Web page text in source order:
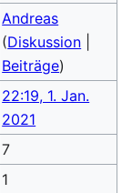
Andreas
(Diskussion
Beiträge)
22:19, 1. Jan.
2021
7
1